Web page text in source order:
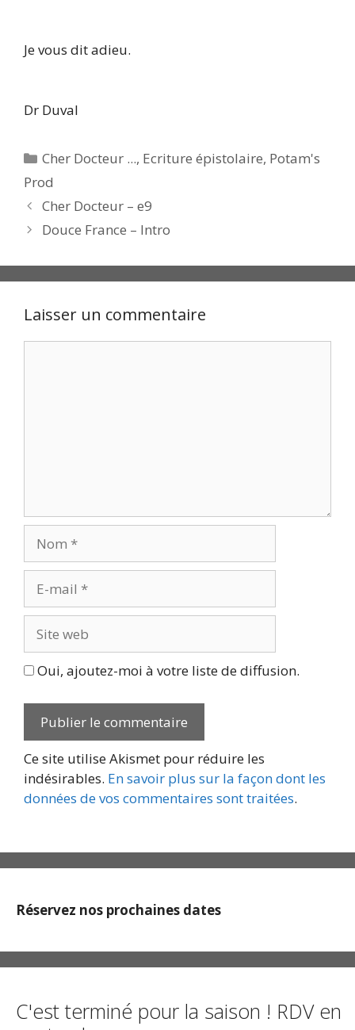
Je vous dit adieu.
Dr Duval
Catégories
Cher Docteur ..., Ecriture épistolaire, Potam's
Prod
Cher Docteur – e9
Douce France – Intro
Laisser un commentaire
mail
web
Oui, ajoutez-moi à votre liste de diffusion.
Ce site utilise Akismet pour réduire les
indésirables. En savoir plus sur la façon dont les
données de vos commentaires sont traitées.
Réservez nos prochaines dates
C'est terminé pour la saison ! RDV en